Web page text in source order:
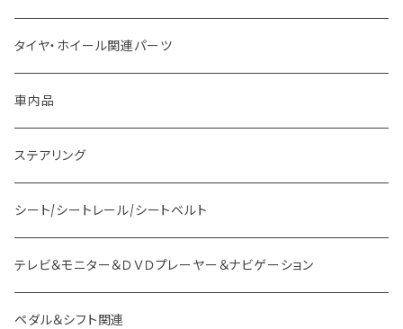
ホンダ車用 ボス
マツダ車用 ボス
ミツビシ車用 ボス
スバル車用 ボス
スズキ車用 ボス
ダイハツ車用 ボス
その他
ステー
バー
フック
タイヤ・ホイール関連パーツ
車内品
ステアリング
シート/シートレール/シートベルト
テレビ＆モニター＆ＤＶＤプレーヤー＆ナビゲーション
ペダル＆シフト関連